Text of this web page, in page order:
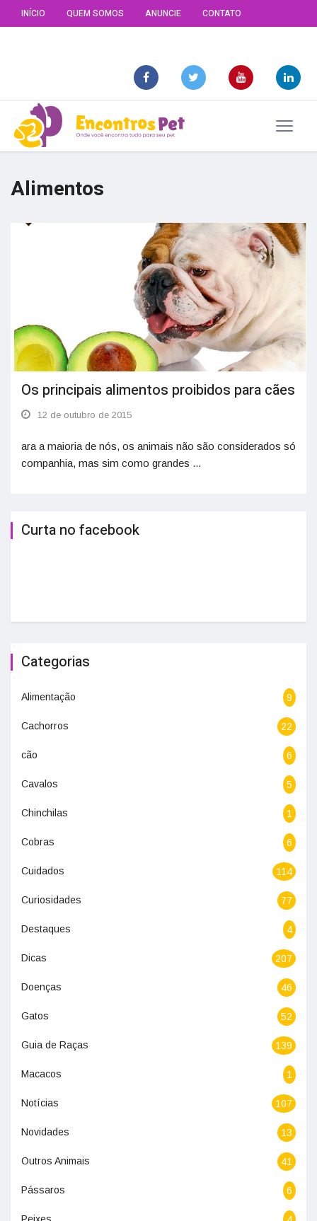
INÍCIO QUEM SOMOS ANUNCIE CONTATO
Alimentos
Os principais alimentos proibidos para cães
12 de outubro de 2015
ara a maioria de nós, os animais não são considerados só
companhia, mas sim como grandes ...
Curta no facebook
Categorias
Alimentação 9
Cachorros 22
cão 6
Cavalos 5
Chinchilas 1
Cobras 6
Cuidados 114
Curiosidades 77
Destaques 4
Dicas 207
Doenças 46
Gatos 52
Guia de Raças 139
Macacos 1
Notícias 107
Novidades 13
Outros Animais 41
Pássaros 6
Peixes